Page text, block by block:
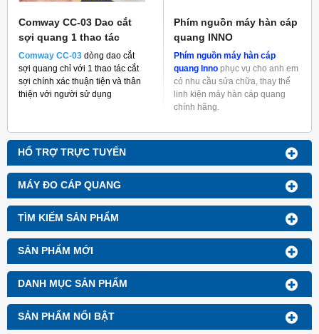
HỔ TRỢ TRỰC TUYẾN
MÁY ĐO CÁP QUANG
TÌM KIẾM SẢN PHẨM
SẢN PHẨM MỚI
DANH MỤC SẢN PHẨM
SẢN PHẨM NỔI BẬT
Comway CC-03 Dao cắt
sợi quang 1 thao tác
Comway CC-03 dòng dao cắt
sợi quang chỉ với 1 thao tác cắt
sợi chính xác thuận tiện và thân
thiện với người sử dụng
Phím nguồn máy hàn cáp
quang INNO
Phím nguồn máy hàn cáp
quang Inno phục vụ cho anh em
có nhu cầu sửa chữa, thay thế
linh kiện máy hàn cáp quang
chính hãng.